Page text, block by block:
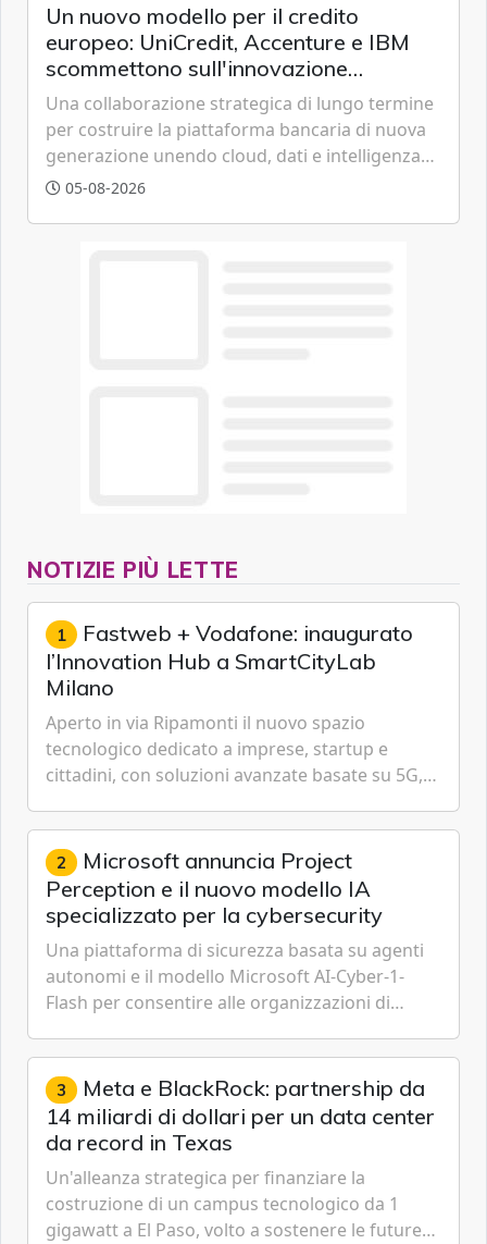
Un nuovo modello per il credito
europeo: UniCredit, Accenture e IBM
scommettono sull'innovazione
tecnologica
Una collaborazione strategica di lungo termine
per costruire la piattaforma bancaria di nuova
generazione unendo cloud, dati e intelligenza
artificiale.
05-08-2026
NOTIZIE PIÙ LETTE
1 Fastweb + Vodafone: inaugurato
l’Innovation Hub a SmartCityLab
Milano
Aperto in via Ripamonti il nuovo spazio
tecnologico dedicato a imprese, startup e
cittadini, con soluzioni avanzate basate su 5G,
Cybersecurity.
2 Microsoft annuncia Project
Perception e il nuovo modello IA
specializzato per la cybersecurity
Una piattaforma di sicurezza basata su agenti
autonomi e il modello Microsoft AI-Cyber-1-
Flash per consentire alle organizzazioni di
gestione continua del rischio.
3 Meta e BlackRock: partnership da
14 miliardi di dollari per un data center
da record in Texas
Un'alleanza strategica per finanziare la
costruzione di un campus tecnologico da 1
gigawatt a El Paso, volto a sostenere le future